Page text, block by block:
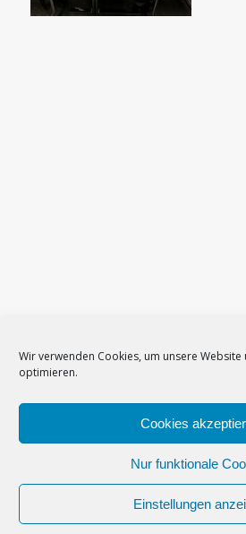
Wir verwenden Cookies, um unsere Website
optimieren.
Cookies
Nur funktionale
Einstellungen
Impressum–Datenschutzerklärung–
Newsletter